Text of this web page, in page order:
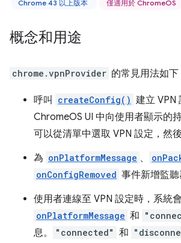
Chrome 43 以上版本 僅適用於 ChromeOS
概念和用途
chrome.vpnProvider 的常見用法如下
呼叫 createConfig() 建立 VPN
ChromeOS UI 中向使用者顯示的
可以從清單中選取 VPN 設定，然
為 onPlatformMessage 、
onConfigRemoved 事件新增監聽
使用者連線至 VPN 設定時，系統
onPlatformMessage 和
息。
"connected" 和